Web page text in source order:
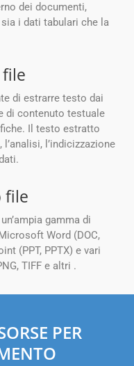
dei documenti,
i dati tabulari che la
file
di estrarre testo dai
di contenuto testuale
Il testo estratto
l’indicizzazione
file
gamma di
Word (DOC,
(PPT, PPTX) e vari
TIFF e altri .
PER